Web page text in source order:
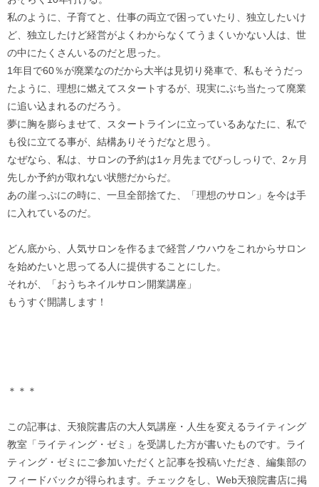
私のように、子育てと、仕事の両立で困っていたり、独立したいけ
ど、独立したけど経営がよくわからなくてうまくいかない人は、世
の中にたくさんいるのだと思った。
1年目で60％が廃業なのだから大半は見切り発車で、私もそうだっ
たように、理想に燃えてスタートするが、現実にぶち当たって廃業
に追い込まれるのだろう。
夢に胸を膨らませて、スタートラインに立っているあなたに、私で
も役に立てる事が、結構ありそうだなと思う。
なぜなら、私は、サロンの予約は1ヶ月先までびっしっりで、2ヶ月
先しか予約が取れない状態だからだ。
あの崖っぷにの時に、一旦全部捨てた、「理想のサロン」を今は手
に入れているのだ。
どん底から、人気サロンを作るまで経営ノウハウをこれからサロン
を始めたいと思ってる人に提供することにした。
それが、「おうちネイルサロン開業講座」
もうすぐ開講します！
＊＊＊
この記事は、天狼院書店の大人気講座・人生を変えるライティング
教室「ライティング・ゼミ」を受講した方が書いたものです。ライ
ティング・ゼミにご参加いただくと記事を投稿いただき、編集部の
フィードバックが得られます。チェックをし、Web天狼院書店に掲